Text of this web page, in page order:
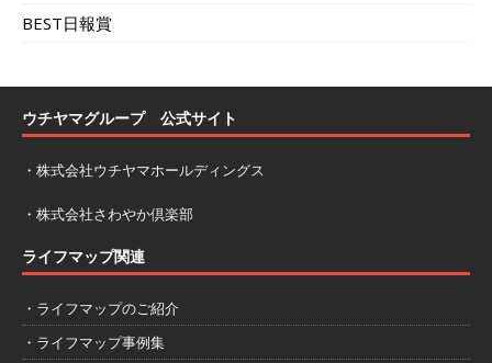
BEST日報賞
ウチヤマグループ 公式サイト
・ 株式会社ウチヤマホールディングス
・ 株式会社さわやか倶楽部
ライフマップ関連
・ライフマップのご紹介
・ライフマップ事例集